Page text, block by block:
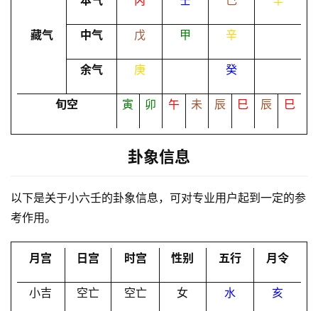
服
务
员
登录 注册
藏气 中气 戊 甲 辛
余气 庚 癸
旬空 寅 卯 午 未 辰 巳 辰 巳
卦象信息
以下是关于小六壬的卦象信息，可对专业用户起到一定的参
考作用。
月宫 日宫 时宫 性别 五行 月令
小吉 空亡 空亡 女 水 亥